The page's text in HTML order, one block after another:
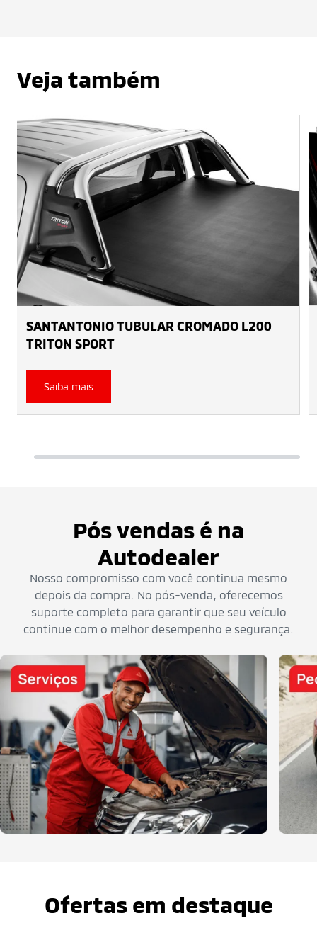
Veja também
SANTANTONIO TUBULAR CROMADO L200
TRITON SPORT
Saiba mais
Pós vendas é na
Autodealer
Nosso compromisso com você continua mesmo
depois da compra. No pós-venda, oferecemos
suporte completo para garantir que seu veículo
continue com o melhor desempenho e segurança.
Ofertas em destaque